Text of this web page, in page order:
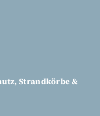
Strandkörbe &